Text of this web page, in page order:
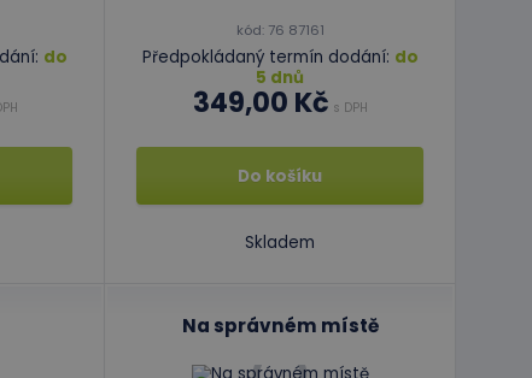
do
kód: 76 87161
Předpokládaný termín dodání: do
5 dnů
349,00 Kč s DPH
Do košíku
Skladem
Na správném místě